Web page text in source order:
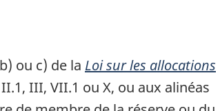
ou c) de la Loi sur les allocations
III, VII.1 ou X, ou aux alinéas